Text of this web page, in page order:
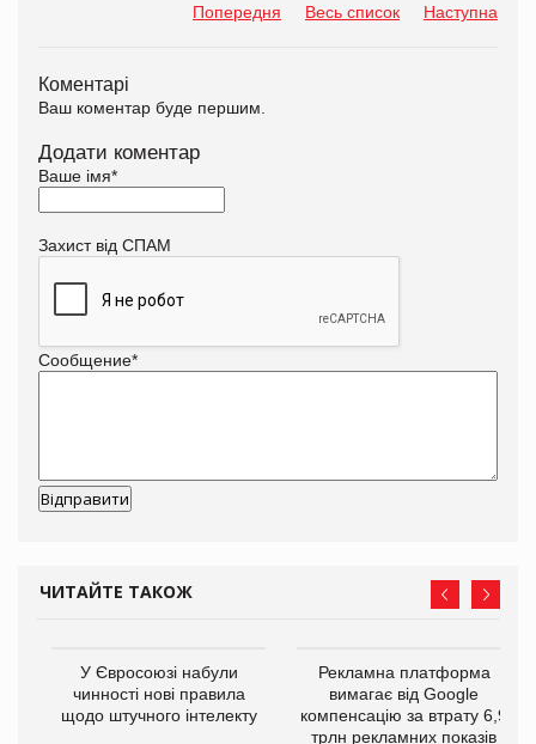
Попередня Весь список Наступна
Коментарі
Ваш коментар буде першим.
Додати коментар
Ваше імя*
Захист від СПАМ
Сообщение*
ЧИТАЙТЕ ТАКОЖ
У Євросоюзі набули
чинності нові правила
щодо штучного інтелекту
Рекламна платформа
вимагає від Google
компенсацію за втрату 6,9
трлн рекламних показів